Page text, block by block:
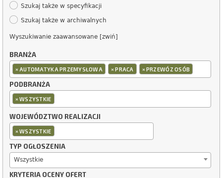
Szukaj także w specyfikacji
Szukaj także w archiwalnych
Wyszukiwanie zaawansowane [zwiń]
BRANŻA
× AUTOMATYKA PRZEMYSŁOWA ×PRACA ×PRZEWÓZ OSÓB
PODBRANŻA
×WSZYSTKIE
WOJEWÓDZTWO REALIZACJI
×WSZYSTKIE
TYP OGŁOSZENIA
Wszystkie
KRYTERIA OCENY OFERT